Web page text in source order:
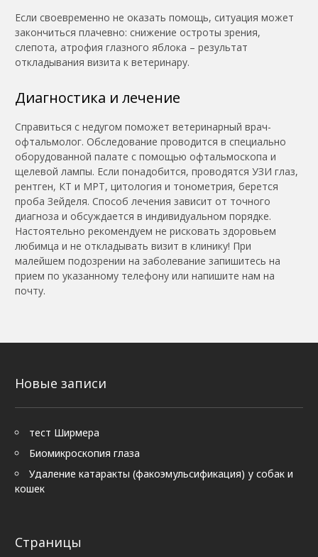
Если своевременно не оказать помощь, ситуация может
закончиться плачевно: снижение остроты зрения,
слепота, атрофия глазного яблока – результат
откладывания визита к ветеринару.
Диагностика и лечение
Справиться с недугом поможет ветеринарный врач-
офтальмолог. Обследование проводится в специально
оборудованной палате с помощью офтальмоскопа и
щелевой лампы. Если понадобится, проводятся УЗИ глаз,
рентген, КТ и МРТ, цитология и тонометрия, берется
проба Зейделя. Способ лечения зависит от точного
диагноза и обсуждается в индивидуальном порядке.
Настоятельно рекомендуем не рисковать здоровьем
любимца и не откладывать визит в клинику! При
малейшем подозрении на заболевание запишитесь на
прием по указанному телефону или напишите нам на
почту.
Новые записи
тест Ширмера
Биомикроскопия глаза
Удаление катаракты (факоэмульсификация) у собак и
кошек
Страницы